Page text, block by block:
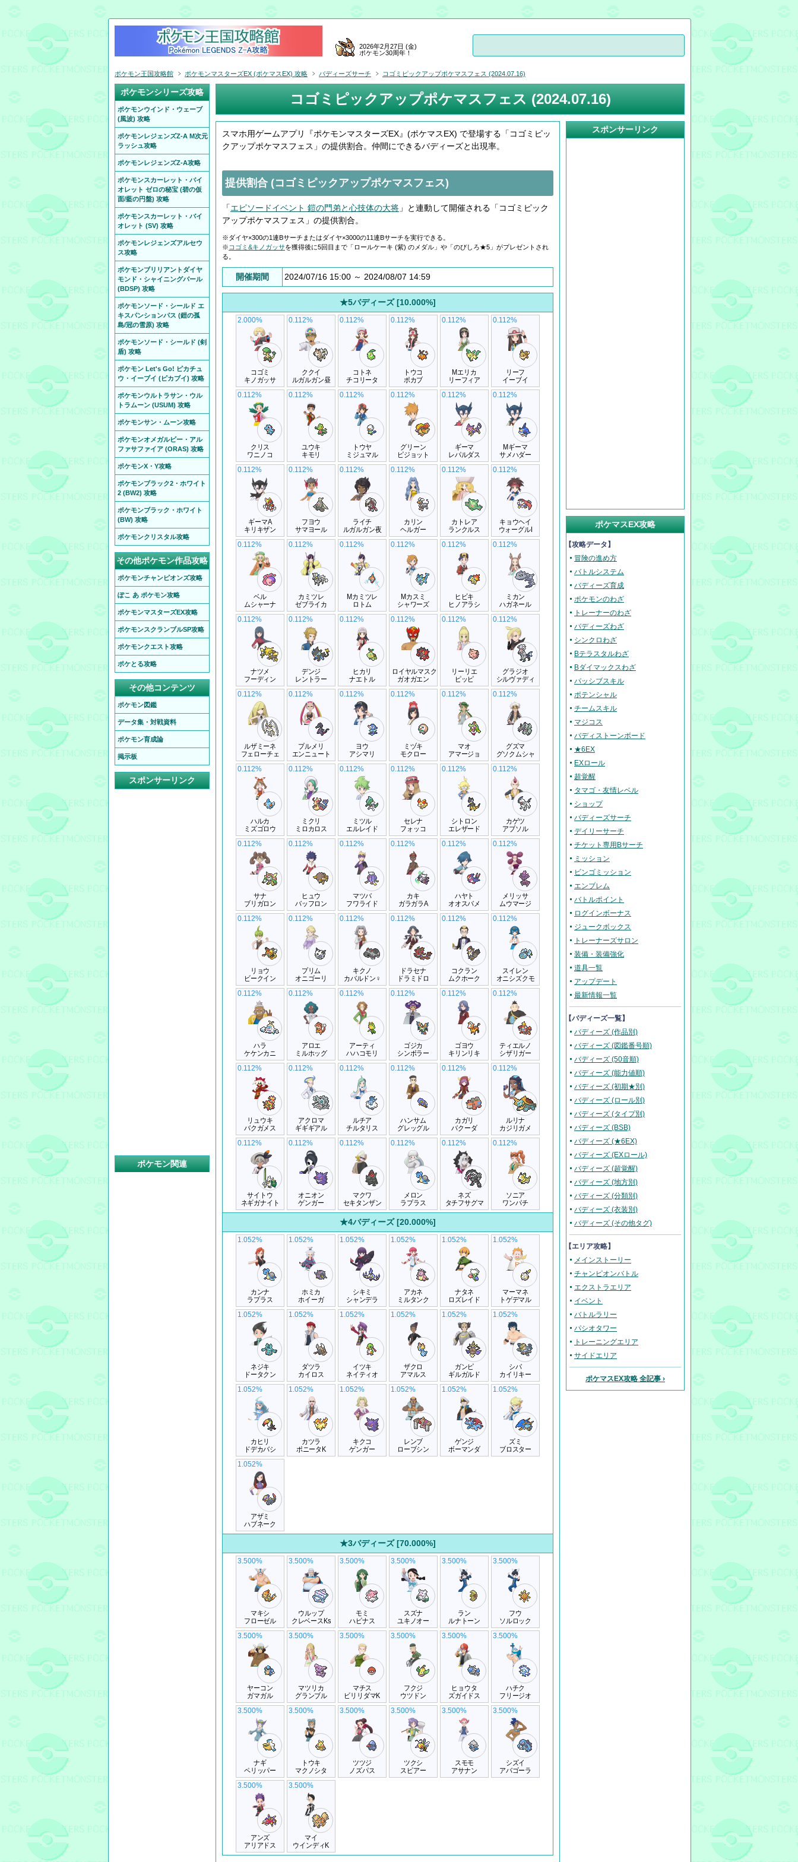
コゴミピックアップポケマスフェス (2024.07.16)
スマホ用ゲームアプリ『ポケモンマスターズEX』(ポケマスEX) で登場する「コゴミピッ
クアップポケマスフェス」の提供割合。仲間にできるバディーズと出現率。
提供割合 (コゴミピックアップポケマスフェス)
「エピソードイベント 鎧の門弟と心技体の大将 」と連動して開催される「コゴミピック
アップポケマスフェス」の提供割合。
※ダイヤ×300の1連Bサーチまたはダイヤ×3000の11連Bサーチを実行できる。
※ コゴミ&キノガッサを獲得後に5回目まで「ロールケーキ (紫) のメダル」や「のびしろ★5」がプレゼントされ
る。
開催期間 2024/07/16 15:00 ～ 2024/08/07 14:59
★5バディーズ [10.000%]
コゴミ
キノガッサ
2.000%
ククイ
ルガルガン昼
0.112%
コトネ
チコリータ
0.112%
トウコ
ポカブ
0.112%
Mエリカ
リーフィア
0.112%
リーフ
イーブイ
0.112%
クリス
ワニノコ
0.112%
ユウキ
キモリ
0.112%
トウヤ
ミジュマル
0.112%
グリーン
ピジョット
0.112%
ギーマ
レパルダス
0.112%
Mギーマ
サメハダー
0.112%
ギーマA
キリキザン
0.112%
フヨウ
サマヨール
0.112%
ライチ
ルガルガン夜
0.112%
カリン
ヘルガー
0.112%
カトレア
ランクルス
0.112%
キョウヘイ
ウォーグルI
0.112%
ベル
ムシャーナ
0.112%
カミツレ
ゼブライカ
0.112%
Mカミツレ
ロトム
0.112%
Mカスミ
シャワーズ
0.112%
ヒビキ
ヒノアラシ
0.112%
ミカン
ハガネール
0.112%
ナツメ
フーディン
0.112%
デンジ
レントラー
0.112%
ヒカリ
ナエトル
0.112%
ロイヤルマスク
ガオガエン
0.112%
リーリエ
ピッピ
0.112%
グラジオ
シルヴァディ
0.112%
ルザミーネ
フェローチェ
0.112%
プルメリ
エンニュート
0.112%
ヨウ
アシマリ
0.112%
ミヅキ
モクロー
0.112%
マオ
アマージョ
0.112%
グズマ
グソクムシャ
0.112%
ハルカ
ミズゴロウ
0.112%
ミクリ
ミロカロス
0.112%
ミツル
エルレイド
0.112%
セレナ
フォッコ
0.112%
シトロン
エレザード
0.112%
カゲツ
アブソル
0.112%
サナ
ブリガロン
0.112%
ヒュウ
バッフロン
0.112%
マツバ
フワライド
0.112%
カキ
ガラガラA
0.112%
ハヤト
オオスバメ
0.112%
メリッサ
ムウマージ
0.112%
リョウ
ビークイン
0.112%
プリム
オニゴーリ
0.112%
キクノ
カバルドン♀
0.112%
ドラセナ
ドラミドロ
0.112%
コクラン
ムクホーク
0.112%
スイレン
オニシズクモ
0.112%
ハラ
ケケンカニ
0.112%
アロエ
ミルホッグ
0.112%
アーティ
ハハコモリ
0.112%
ゴジカ
シンボラー
0.112%
ゴヨウ
キリンリキ
0.112%
ティエルノ
シザリガー
0.112%
リュウキ
バクガメス
0.112%
アクロマ
ギギギアル
0.112%
ルチア
チルタリス
0.112%
ハンサム
グレッグル
0.112%
カガリ
バクーダ
0.112%
ルリナ
カジリガメ
0.112%
サイトウ
ネギガナイト
0.112%
オニオン
ゲンガー
0.112%
マクワ
セキタンザン
0.112%
メロン
ラプラス
0.112%
ネズ
タチフサグマ
0.112%
ソニア
ワンパチ
0.112%
★4バディーズ [20.000%]
カンナ
ラプラス
1.052%
ホミカ
ホイーガ
1.052%
シキミ
シャンデラ
1.052%
アカネ
ミルタンク
1.052%
ナタネ
ロズレイド
1.052%
マーマネ
トゲデマル
1.052%
ネジキ
ドータクン
1.052%
ダツラ
カイロス
1.052%
イツキ
ネイティオ
1.052%
ザクロ
アマルス
1.052%
ガンピ
ギルガルド
1.052%
シバ
カイリキー
1.052%
カヒリ
ドデカバシ
1.052%
カツラ
ポニータK
1.052%
キクコ
ゲンガー
1.052%
レンブ
ローブシン
1.052%
ゲンジ
ボーマンダ
1.052%
ズミ
ブロスター
1.052%
アザミ
ハブネーク
1.052%
★3バディーズ [70.000%]
マキシ
フローゼル
3.500%
ウルップ
クレベースKs
3.500%
モミ
ハピナス
3.500%
スズナ
ユキノオー
3.500%
ラン
ルナトーン
3.500%
フウ
ソルロック
3.500%
ヤーコン
ガマガル
3.500%
マツリカ
グランブル
3.500%
マチス
ビリリダマK
3.500%
フクジ
ウツドン
3.500%
ヒョウタ
ズガイドス
3.500%
ハチク
フリージオ
3.500%
ナギ
ペリッパー
3.500%
トウキ
マクノシタ
3.500%
ツツジ
ノズパス
3.500%
ツクシ
スピアー
3.500%
スモモ
アサナン
3.500%
シズイ
アバゴーラ
3.500%
アンズ
アリアドス
3.500%
マイ
ウインディK
3.500%
スポンサーリンク
ポケマスEX攻略
【攻略データ】
冒険の進め方
バトルシステム
バディーズ育成
ポケモンのわざ
トレーナーのわざ
バディーズわざ
シンクロわざ
Bテラスタルわざ
Bダイマックスわざ
パッシブスキル
ポテンシャル
チームスキル
マジコス
バディストーンボード
★6EX
EXロール
超覚醒
タマゴ・友情レベル
ショップ
バディーズサーチ
デイリーサーチ
チケット専用Bサーチ
ミッション
ビンゴミッション
エンブレム
バトルポイント
ログインボーナス
ジュークボックス
トレーナーズサロン
装備・装備強化
道具一覧
アップデート
最新情報一覧
【バディーズ一覧】
バディーズ (作品別)
バディーズ (図鑑番号順)
バディーズ (50音順)
バディーズ (能力値順)
バディーズ (初期★別)
バディーズ (ロール別)
バディーズ (タイプ別)
バディーズ (BSB)
バディーズ (★6EX)
バディーズ (EXロール)
バディーズ (超覚醒)
バディーズ (地方別)
バディーズ (分類別)
バディーズ (衣装別)
バディーズ (その他タグ)
【エリア攻略】
メインストーリー
チャンピオンバトル
エクストラエリア
イベント
バトルラリー
パシオタワー
トレーニングエリア
サイドエリア
ポケマスEX攻略 全記事 ›
2026年2月27日 (金)
ポケモン30周年！
ポケモン王国攻略館 ポケモンマスターズEX (ポケマスEX) 攻略 バディーズサーチ コゴミピックアップポケマスフェス (2024.07.16)
ポケモンシリーズ攻略
ポケモンウインド・ウェーブ
(風波) 攻略
ポケモンレジェンズZ-A M次元
ラッシュ攻略
ポケモンレジェンズZ-A攻略
ポケモンスカーレット・バイ
オレット ゼロの秘宝 (碧の仮
面/藍の円盤) 攻略
ポケモンスカーレット・バイ
オレット (SV) 攻略
ポケモンレジェンズアルセウ
ス攻略
ポケモンブリリアントダイヤ
モンド・シャイニングパール
(BDSP) 攻略
ポケモンソード・シールド エ
キスパンションパス (鎧の孤
島/冠の雪原) 攻略
ポケモンソード・シールド (剣
盾) 攻略
ポケモン Let's Go! ピカチュ
ウ・イーブイ (ピカブイ) 攻略
ポケモンウルトラサン・ウル
トラムーン (USUM) 攻略
ポケモンサン・ムーン攻略
ポケモンオメガルビー・アル
ファサファイア (ORAS) 攻略
ポケモンX・Y攻略
ポケモンブラック2・ホワイト
2 (BW2) 攻略
ポケモンブラック・ホワイト
(BW) 攻略
ポケモンクリスタル攻略
その他ポケモン作品攻略
ポケモンチャンピオンズ攻略
ぽこ あ ポケモン攻略
ポケモンマスターズEX攻略
ポケモンスクランブルSP攻略
ポケモンクエスト攻略
ポケとる攻略
その他コンテンツ
ポケモン図鑑
データ集・対戦資料
ポケモン育成論
掲示板
スポンサーリンク
ポケモン関連